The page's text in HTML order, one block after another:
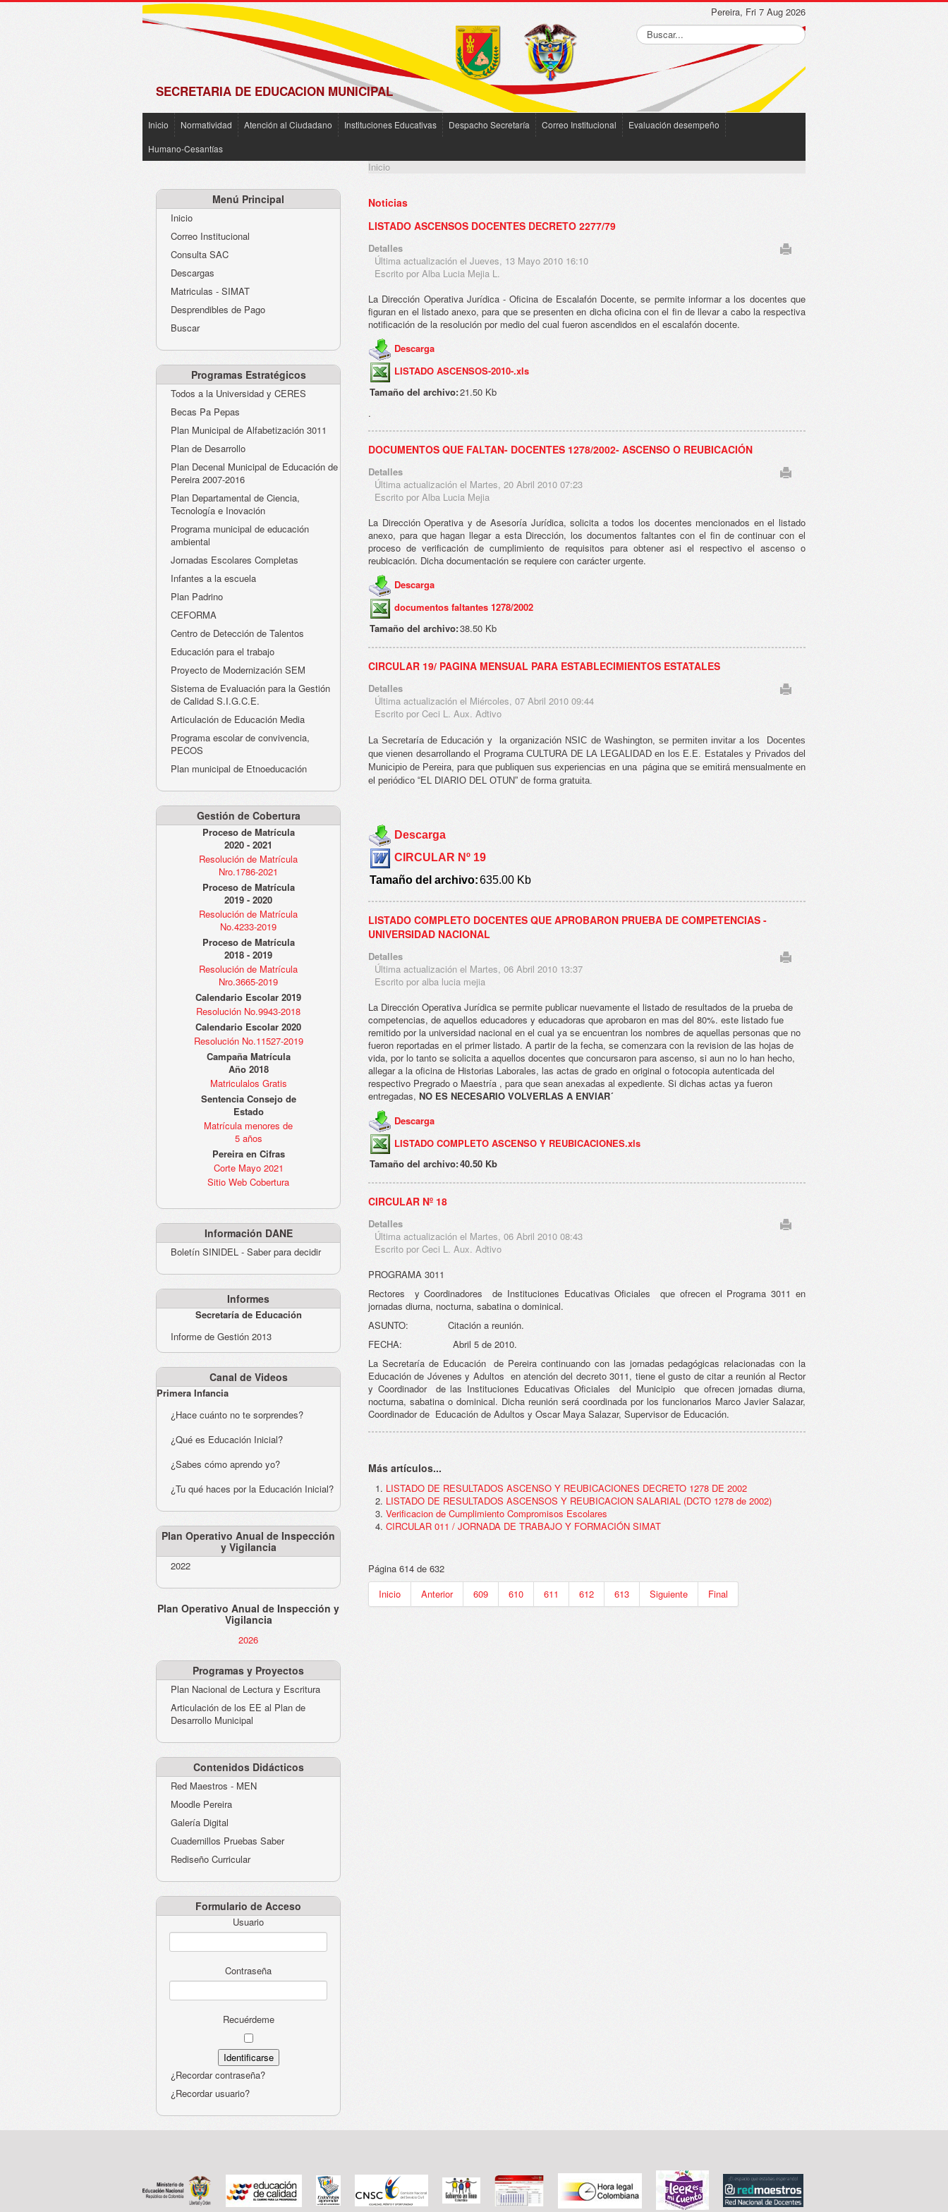
SECRETARIA DE EDUCACION MUNICIPAL
Pereira, Fri 7 Aug 2026
Inicio Normatividad Atención al Ciudadano Instituciones Educativas Despacho Secretaría Correo Institucional
Evaluación desempeño
Humano-Cesantías
Menú Principal
Inicio
Correo Institucional
Consulta SAC
Descargas
Matriculas - SIMAT
Desprendibles de Pago
Buscar
Programas Estratégicos
Todos a la Universidad y CERES
Becas Pa Pepas
Plan Municipal de Alfabetización 3011
Plan de Desarrollo
Plan Decenal Municipal de Educación de
Pereira 2007-2016
Plan Departamental de Ciencia,
Tecnología e Inovación
Programa municipal de educación
ambiental
Jornadas Escolares Completas
Infantes a la escuela
Plan Padrino
CEFORMA
Centro de Detección de Talentos
Educación para el trabajo
Proyecto de Modernización SEM
Sistema de Evaluación para la Gestión
de Calidad S.I.G.C.E.
Articulación de Educación Media
Programa escolar de convivencia,
PECOS
Plan municipal de Etnoeducación
Gestión de Cobertura
Proceso de Matrícula
2020 - 2021
Resolución de Matrícula
Nro.1786-2021
Proceso de Matrícula
2019 - 2020
Resolución de Matrícula
No.4233-2019
Proceso de Matrícula
2018 - 2019
Resolución de Matrícula
Nro.3665-2019
Calendario Escolar 2019
Resolución No.9943-2018
Calendario Escolar 2020
Resolución No.11527-2019
Campaña Matrícula
Año 2018
Matriculalos Gratis
Sentencia Consejo de
Estado
Matrícula menores de
5 años
Pereira en Cifras
Corte Mayo 2021
Sitio Web Cobertura
de
Información DANE
Boletín SINIDEL - Saber para decidir
Informes
Secretaría de Educación
Informe de Gestión 2013
Canal de Videos
Primera Infancia
¿Hace cuánto no te sorprendes?
¿Qué es Educación Inicial?
¿Sabes cómo aprendo yo?
¿Tu qué haces por la Educación Inicial?
Plan Operativo Anual de Inspección
y Vigilancia
2022
Plan Operativo Anual de Inspección y
Vigilancia
2026
Programas y Proyectos
Plan Nacional de Lectura y Escritura
Articulación de los EE al Plan de
Desarrollo Municipal
Contenidos Didácticos
Red Maestros - MEN
Moodle Pereira
Galería Digital
Cuadernillos Pruebas Saber
Rediseño Curricular
Formulario de Acceso
Usuario
Contraseña
Recuérdeme
¿Recordar contraseña?
¿Recordar usuario?
Inicio
Noticias
LISTADO ASCENSOS DOCENTES DECRETO 2277/79
Detalles
Última actualización el Jueves, 13 Mayo 2010 16:10
Escrito por Alba Lucia Mejia L.
La Dirección Operativa Jurídica - Oficina de Escalafón Docente, se permite informar a los docentes que
figuran en el listado anexo, para que se presenten en dicha oficina con el fin de llevar a cabo la respectiva
notificación de la resolución por medio del cual fueron ascendidos en el escalafón docente.
Descarga
LISTADO ASCENSOS-2010-.xls
Tamaño del archivo:21.50 Kb
.
DOCUMENTOS QUE FALTAN- DOCENTES 1278/2002- ASCENSO O REUBICACIÓN
Detalles
Última actualización el Martes, 20 Abril 2010 07:23
Escrito por Alba Lucia Mejia
La Dirección Operativa y de Asesoría Jurídica, solicita a todos los docentes mencionados en el listado
anexo, para que hagan llegar a esta Dirección, los documentos faltantes con el fin de continuar con el
proceso de verificación de cumplimiento de requisitos para obtener asi el respectivo el ascenso o
reubicación. Dicha documentación se requiere con carácter urgente.
Descarga
documentos faltantes 1278/2002
Tamaño del archivo:38.50 Kb
CIRCULAR 19/ PAGINA MENSUAL PARA ESTABLECIMIENTOS ESTATALES
Detalles
Última actualización el Miércoles, 07 Abril 2010 09:44
Escrito por Ceci L. Aux. Adtivo
La Secretaría de Educación y la organización NSIC de Washington, se permiten invitar a los
Docentes
que vienen desarrollando el Programa CULTURA DE LA LEGALIDAD en los E.E. Estatales y Privados del
Municipio de Pereira, para que publiquen sus experiencias en una página que se emitirá mensualmente en
el periódico “EL DIARIO DEL OTUN” de forma gratuita.
Descarga
CIRCULAR Nº 19
Tamaño del archivo:635.00 Kb
LISTADO COMPLETO DOCENTES QUE APROBARON PRUEBA DE COMPETENCIAS -
UNIVERSIDAD NACIONAL
Detalles
Última actualización el Martes, 06 Abril 2010 13:37
Escrito por alba lucia mejia
La Dirección Operativa Jurídica se permite publicar nuevamente el listado de resultados de la prueba de
competencias, de aquellos educadores y educadoras que aprobaron en mas del 80%. este listado fue
remitido por la universidad nacional en el cual ya se encuentran los nombres de aquellas personas que no
fueron reportadas en el primer listado. A partir de la fecha, se comenzara con la revision de las hojas de
vida, por lo tanto se solicita a aquellos docentes que concursaron para ascenso, si aun no lo han hecho,
allegar a la oficina de Historias Laborales, las actas de grado en original o fotocopia autenticada del
respectivo Pregrado o Maestría , para que sean anexadas al expediente. Si dichas actas ya fueron
entregadas, NO ES NECESARIO VOLVERLAS A ENVIAR´
Descarga
LISTADO COMPLETO ASCENSO Y REUBICACIONES.xls
Tamaño del archivo:40.50 Kb
CIRCULAR Nº 18
Detalles
Última actualización el Martes, 06 Abril 2010 08:43
Escrito por Ceci L. Aux. Adtivo
PROGRAMA 3011
Rectores y Coordinadores de Instituciones Educativas Oficiales que ofrecen el Programa 3011 en
jornadas diurna, nocturna, sabatina o dominical.
ASUNTO: Citación a reunión.
FECHA: Abril 5 de 2010.
La Secretaría de Educación de Pereira continuando con las jornadas pedagógicas relacionadas con la
Educación de Jóvenes y Adultos en atención del decreto 3011, tiene el gusto de citar a reunión al Rector
y Coordinador de las Instituciones Educativas Oficiales del Municipio que ofrecen jornadas diurna,
nocturna, sabatina o dominical. Dicha reunión será coordinada por los funcionarios Marco Javier Salazar,
Coordinador de Educación de Adultos y Oscar Maya Salazar, Supervisor de Educación.
Más artículos...
LISTADO DE RESULTADOS ASCENSO Y REUBICACIONES DECRETO 1278 DE 2002
LISTADO DE RESULTADOS ASCENSOS Y REUBICACION SALARIAL (DCTO 1278 de 2002)
Verificacion de Cumplimiento Compromisos Escolares
CIRCULAR 011 / JORNADA DE TRABAJO Y FORMACIÓN SIMAT
Página 614 de 632
Inicio
Anterior 609 610 611 612 613 Siguiente Final